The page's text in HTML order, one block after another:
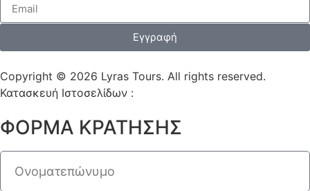
Εγγραφή
Copyright © 2026 Lyras Tours. All rights reserved.
Κατασκευή Ιστοσελίδων :
ΦΟΡΜΑ ΚΡΑΤΗΣΗΣ